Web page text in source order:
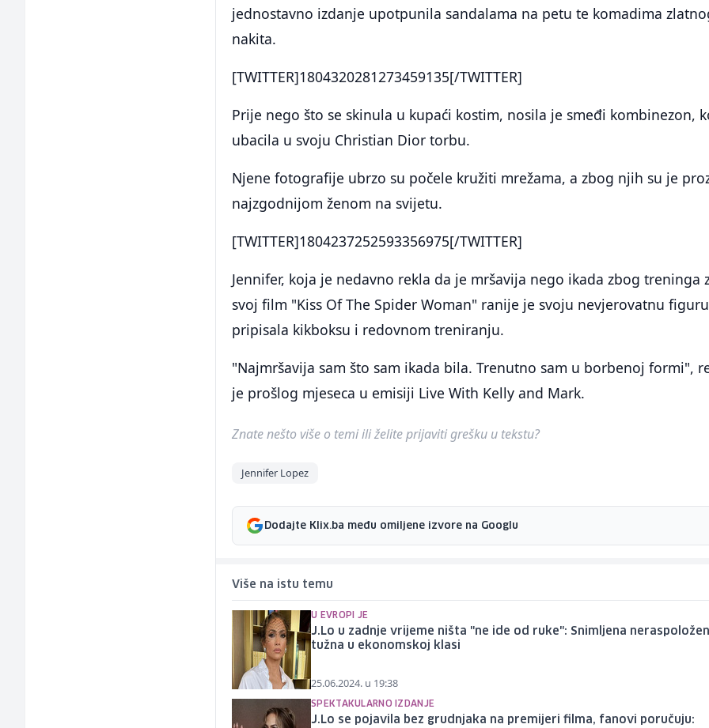
jednostavno izdanje upotpunila sandalama na petu te komadima
nakita.
[TWITTER]1804320281273459135[/TWITTER]
Prije nego što se skinula u kupaći kostim, nosila je smeđi kombinezon,
ubacila u svoju Christian Dior torbu.
Njene fotografije ubrzo su počele kružiti mrežama, a zbog njih su je
najzgodnijom ženom na svijetu.
[TWITTER]1804237252593356975[/TWITTER]
Jennifer, koja je nedavno rekla da je mršavija nego ikada zbog treninga
svoj film "Kiss Of The Spider Woman" ranije je svoju nevjerovatnu figuru
pripisala kikboksu i redovnom treniranju.
"Najmršavija sam što sam ikada bila. Trenutno sam u borbenoj formi",
je prošlog mjeseca u emisiji Live With Kelly and Mark.
Znate nešto više o temi ili želite prijaviti grešku u tekstu?
Jennifer Lopez
Dodajte Klix.ba među omiljene izvore na Googlu
Više na istu temu
U EVROPI JE
J.Lo u zadnje vrijeme ništa "ne ide od ruke": Snimljena
tužna u ekonomskoj klasi
25.06.2024. u 19:38
SPEKTAKULARNO IZDANJE
J.Lo se pojavila bez grudnjaka na premijeri filma, fanovi poručuju: